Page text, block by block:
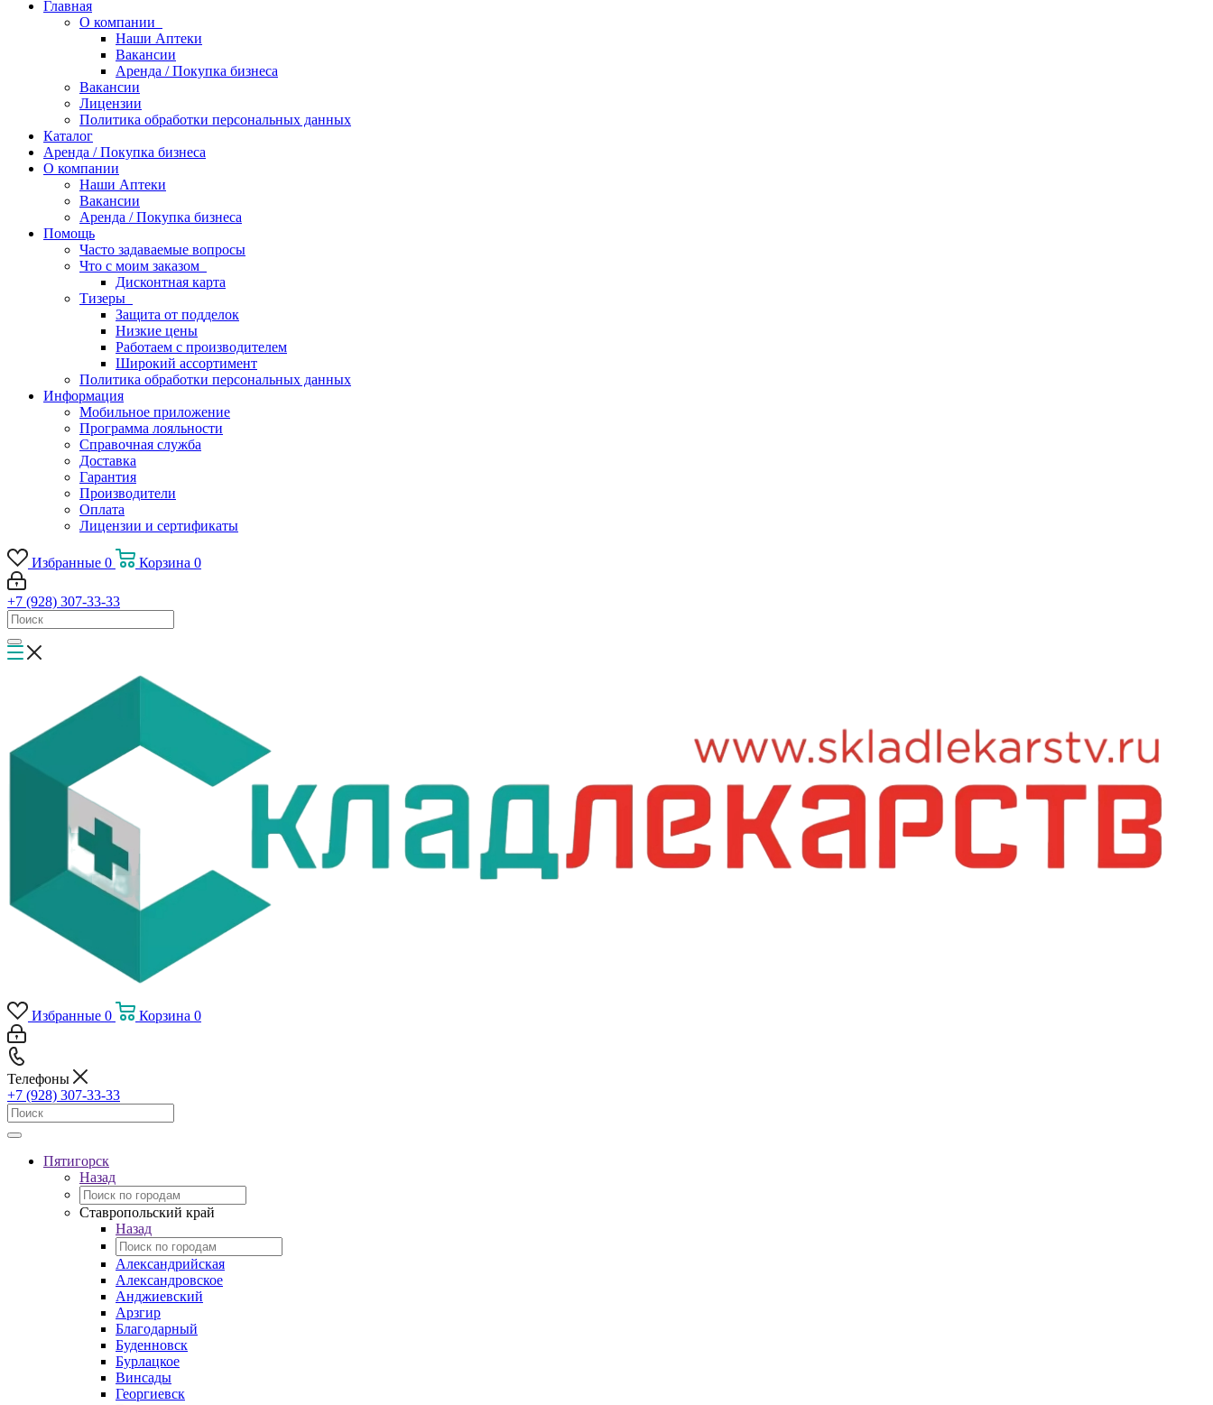
Главная
О компании
Наши Аптеки
Вакансии
Аренда / Покупка бизнеса
Вакансии
Лицензии
Политика обработки персональных данных
Каталог
Аренда / Покупка бизнеса
О компании
Наши Аптеки
Вакансии
Аренда / Покупка бизнеса
Помощь
Часто задаваемые вопросы
Что с моим заказом
Дисконтная карта
Тизеры
Защита от подделок
Низкие цены
Работаем с производителем
Широкий ассортимент
Политика обработки персональных данных
Информация
Мобильное приложение
Программа лояльности
Справочная служба
Доставка
Гарантия
Производители
Оплата
Лицензии и сертификаты
Избранные 0 Корзина 0
+7 (928) 307-33-33
Избранные 0 Корзина 0
Телефоны
+7 (928) 307-33-33
Пятигорск
Назад
Ставропольский край
Назад
Александрийская
Александровское
Анджиевский
Арзгир
Благодарный
Буденновск
Бурлацкое
Винсады
Георгиевск